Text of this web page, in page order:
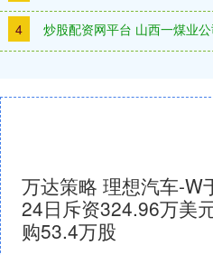
4 炒股配资网平台 山西一煤业公司
万达策略 理想汽车-W
24日斥资324.96万美
购53.4万股